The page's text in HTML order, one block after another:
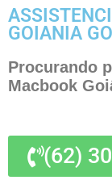
GOIANIA
Procurando
Macbook
(62)